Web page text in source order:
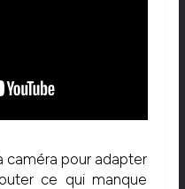
caméra pour adapter
ce qui manque